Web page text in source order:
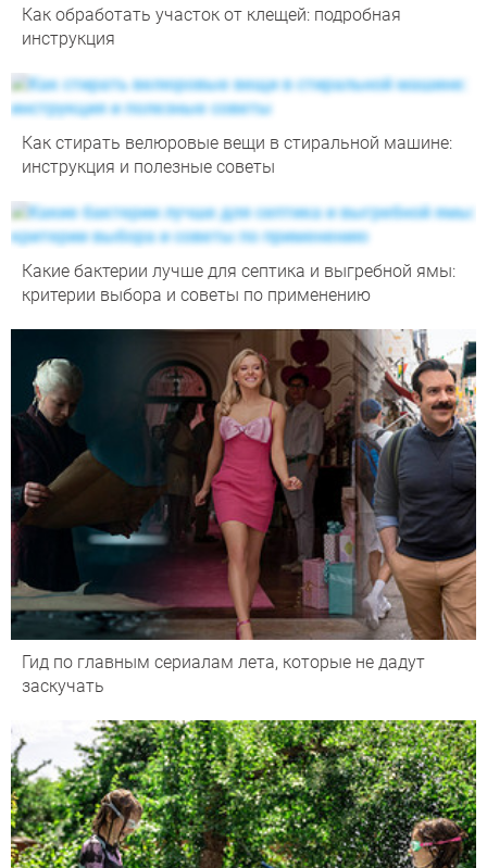
Как обработать участок от клещей: подробная
инструкция
Как стирать велюровые вещи в стиральной машине:
инструкция и полезные советы
Какие бактерии лучше для септика и выгребной ямы:
критерии выбора и советы по применению
Гид по главным сериалам лета, которые не дадут
заскучать